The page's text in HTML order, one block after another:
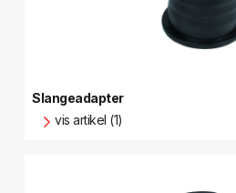
Slangeadapter
vis artikel (1)